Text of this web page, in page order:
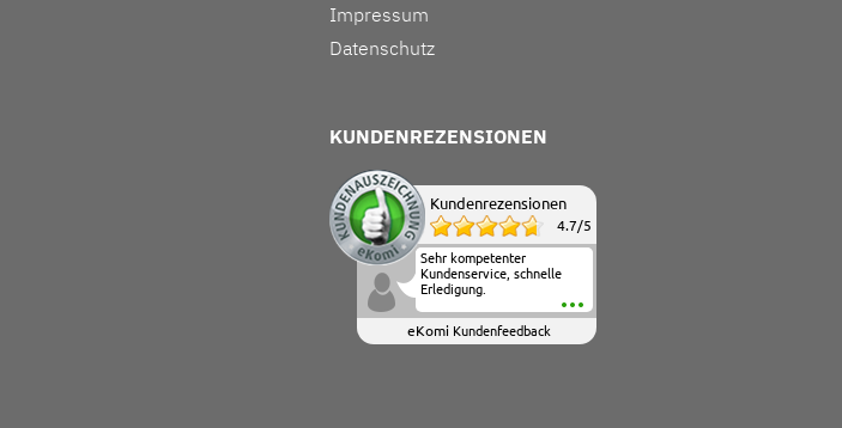
Impressum
Datenschutz
KUNDENREZENSIONEN
Kundenrezensionen
4.7/5
Sehr kompetenter
Kundenservice, schnelle
Erledigung.
eKomi Kundenfeedback